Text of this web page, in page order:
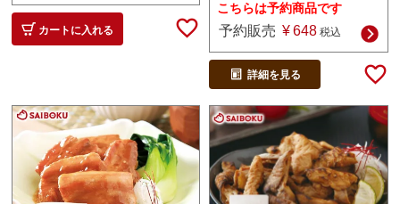
カートに入れる
こちらは予約商品です
予約販売 ¥648 税込
詳細を見る